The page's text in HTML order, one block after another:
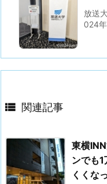
放送
024
 関連記事
東横
ンでも
くくな